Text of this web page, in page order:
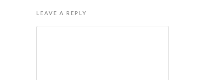
LEAVE A REPLY